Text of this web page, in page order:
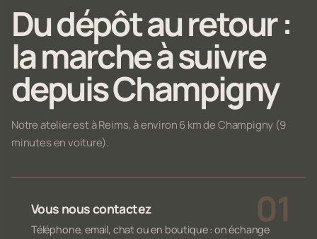
Du dépôt au retour :
la marche à suivre
depuis Champigny
Notre atelier est à Reims, à environ 6 km de Champigny (9
minutes en voiture).
Vous nous contactez
Téléphone, email, chat ou en boutique : on échange